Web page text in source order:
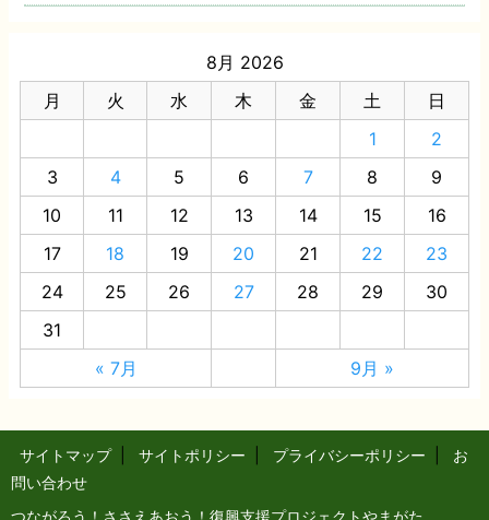
8月 2026
月
火 水 木 金 土
日
1
2
3
4 5 6 7 8
9
10
11 12 13 14 15
16
17
18 19 20 21 22
23
24
25 26 27 28 29
30
31
« 7月
9月 »
サイトマップ サイトポリシー プライバシーポリシー
お
問い合わせ
つながろう！ささえあおう！復興支援プロジェクトやまがた